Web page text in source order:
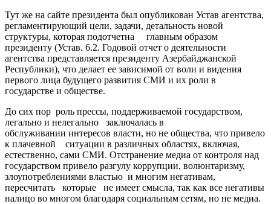
Тут же на сайте президента был опубликован Устав агентства,
регламентирующий цели, задачи, детальность новой
структуры, которая подотчетна главным образом
президенту (Устав. 6.2. Годовой отчет о деятельности
агентства представляется президенту Азербайджанской
Республики), что делает ее зависимой от воли и видения
первого лица будущего развития СМИ и их роли в
государстве и обществе.
До сих пор роль прессы, поддерживаемой государством,
легально и нелегально заключалась в
обслуживании интересов власти, но не общества, что привело
к плачевной ситуации в различных областях, включая,
естественно, сами СМИ. Отстранение медиа от контроля над
государством привело разгулу коррупции, волюнтаризму,
злоупотреблениями властью и многим негативам,
пересчитать которые не имеет смысла, так как все негативы
налицо во многом благодаря социальным сетям, но не медиа.